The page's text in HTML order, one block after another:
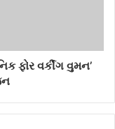
ફોર વર્કીંગ વુમન’